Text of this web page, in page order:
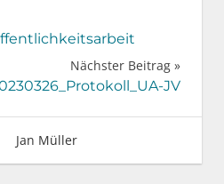
Nächster Beitrag
JV
Jan Müller